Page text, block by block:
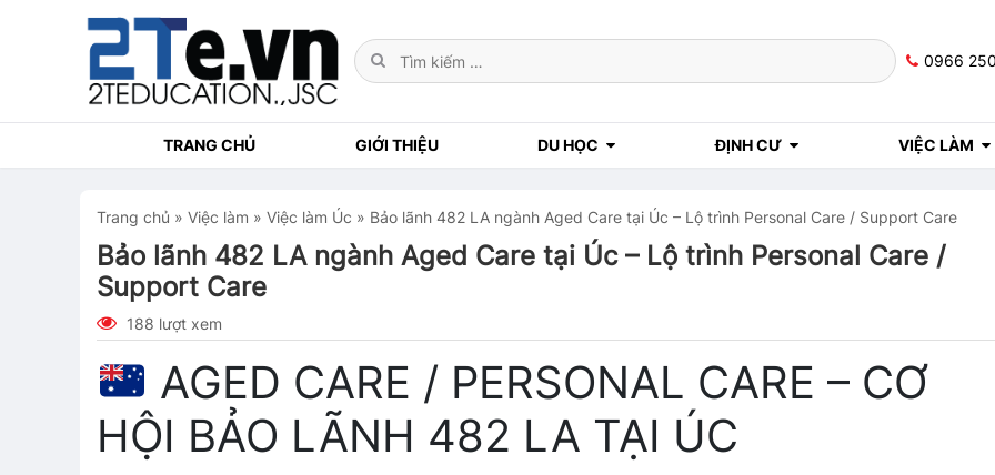
0966
TRANG CHỦ GIỚI THIỆU DU HỌC ĐỊNH CƯ VIỆC LÀM
Trang chủ » Việc làm » Việc làm Úc » Bảo lãnh 482 LA ngành Aged Care tại Úc – Lộ trình Personal Care / Support Care
Bảo lãnh 482 LA ngành Aged Care tại Úc – Lộ trình Personal Care /
Support Care
188 lượt xem
AGED CARE / PERSONAL CARE – CƠ
HỘI BẢO LÃNH 482 LA TẠI ÚC